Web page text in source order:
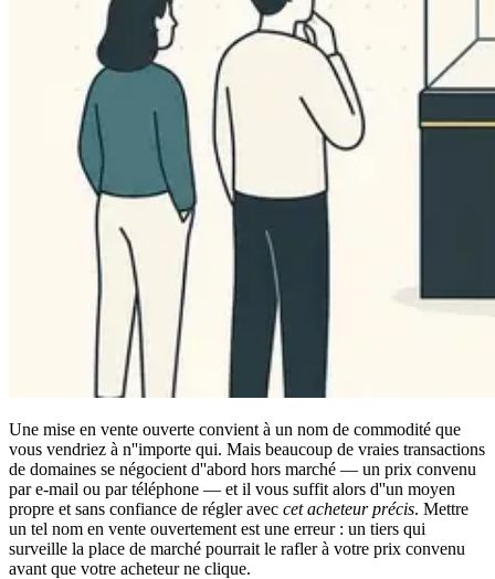
Une mise en vente ouverte convient à un nom de commodité que
vous vendriez à n''importe qui. Mais beaucoup de vraies transactions
de domaines se négocient d''abord hors marché — un prix convenu
par e-mail ou par téléphone — et il vous suffit alors d''un moyen
propre et sans confiance de régler avec cet acheteur précis. Mettre
un tel nom en vente ouvertement est une erreur : un tiers qui
surveille la place de marché pourrait le rafler à votre prix convenu
avant que votre acheteur ne clique.